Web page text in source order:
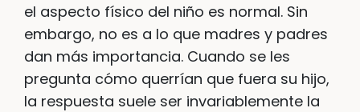
el aspecto físico del niño es normal. Sin
embargo, no es a lo que madres y padres
dan más importancia. Cuando se les
pregunta cómo querrían que fuera su hijo,
la respuesta suele ser invariablemente la